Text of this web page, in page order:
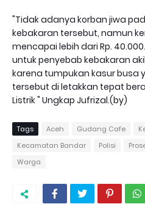
"Tidak adanya korban jiwa
kebakaran tersebut, namun
mencapai lebih dari Rp.
untuk penyebab kebakaran
karena tumpukan kasur busa
tersebut di letakkan tepat
Listrik " Ungkap Jufrizal.(by)
Tags Aceh Gudang Cafe
Kecamatan Bandar
Polisi
Warga